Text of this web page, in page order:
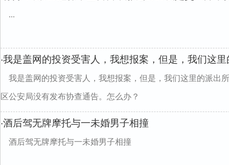
...
·我是盖网的投资受害人，我想报案，但是，我们这
我是盖网的投资受害人，我想报案，但是，我们这里的派出
区公安局没有发布协查通告。怎么办？
·酒后驾无牌摩托与一未婚男子相撞
酒后驾无牌摩托与一未婚男子相撞